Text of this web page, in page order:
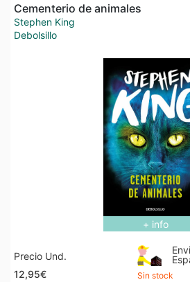
Cementerio de animales
Stephen King
Debolsillo
+ info
Precio Und.
12,95€
Sin stock